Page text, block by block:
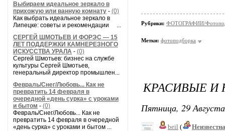
Выбираем идеальное зеркало в
прихожую или ванную комнату - (0)
Как выбрать идеальное зеркало в
Липецке: советы и рекомендации ...
СЕРГЕЙ ШМОТЬЕВ И ФОРЭС — 15
ЛЕТ ПОДДЕРЖКИ КАМНЕРЕЗНОГО
ИСКУССТВА УРАЛА - (0)
Сергей Шмотьев: бизнес на службе
культуры Сергей Шмотьев,
генеральный директор промышлен...
Февраль/Снег/Любовь... Как не
превратить 14 февраля в
очередной «день сурка» с уроками
и бытом - (0)
Февраль/Снег/Любовь... Как не
превратить 14 февраля в очередной
«день сурка» с уроками и бытом ...
Рубрики: ФОТОГРАФИИ/
Метки: фотоподборка
КРАСИВЫЕ
Пятница, 29
beil (